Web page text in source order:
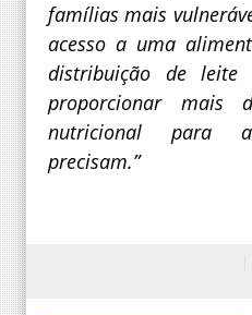
famílias mais
acesso a uma
distribuição de
proporcionar mais
nutricional para
precisam.”